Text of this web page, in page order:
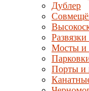
Дублер
Мосты и
Порты и